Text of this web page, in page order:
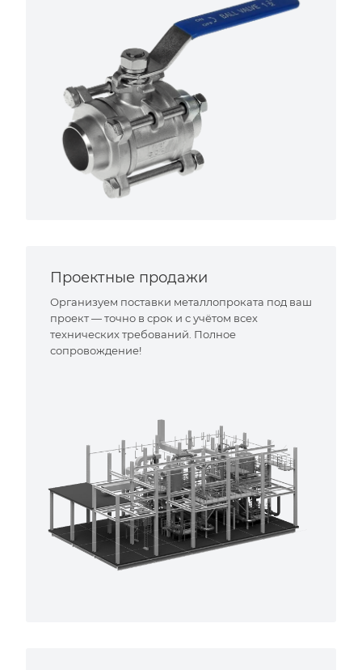
Проектные продажи
Организуем поставки металлопроката под ваш
проект — точно в срок и с учётом всех
технических требований. Полное
сопровождение!